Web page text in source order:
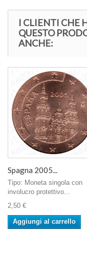
I CLIENTI CHE
QUESTO
ANCHE:
Spagna 2005...
Tipo: Moneta singola con
involucro protettivo...
2,50 €
Aggiungi al carrello